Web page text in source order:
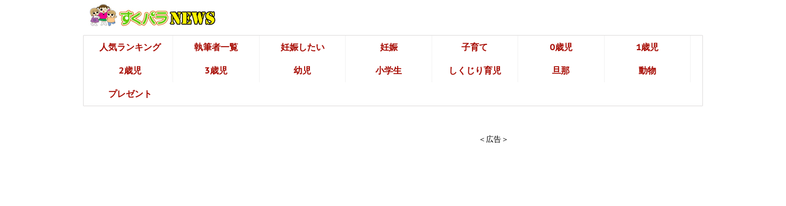
人気ランキング 執筆者一覧 妊娠したい 妊娠 子育て 0歳児 1歳児
2歳児 3歳児 幼児 小学生 しくじり育児 旦那 動物
プレゼント
＜広告＞